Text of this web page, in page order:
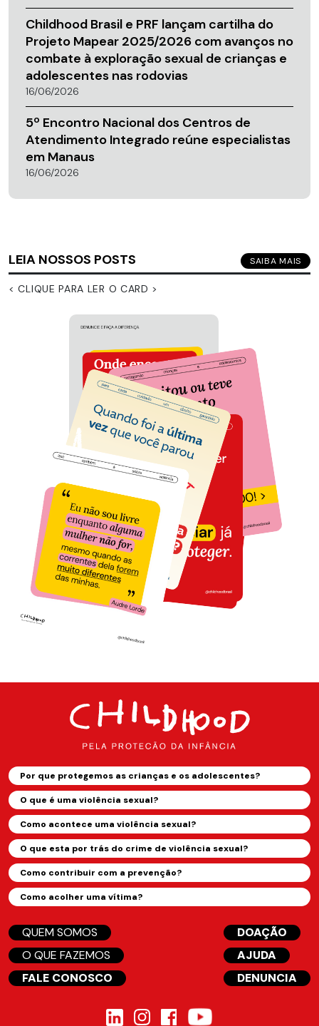
Childhood Brasil e PRF lançam cartilha do
Projeto Mapear 2025/2026 com avanços no
combate à exploração sexual de crianças e
adolescentes nas rodovias
16/06/2026
5º Encontro Nacional dos Centros de
Atendimento Integrado reúne especialistas
em Manaus
16/06/2026
LEIA NOSSOS POSTS SAIBA MAIS
< CLIQUE PARA LER O CARD >
Por que protegemos as crianças e os adolescentes?
O que é uma violência sexual?
Como acontece uma violência sexual?
O que esta por trás do crime de violência sexual?
Como contribuir com a prevenção?
Como acolher uma vítima?
QUEM SOMOS
O QUE FAZEMOS
FALE CONOSCO
DOAÇÃO
AJUDA
DENUNCIA